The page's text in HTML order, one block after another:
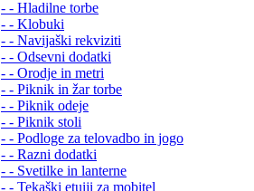
- - Hladilne torbe
- - Klobuki
- - Navijaški rekviziti
- - Odsevni dodatki
- - Orodje in metri
- - Piknik in žar torbe
- - Piknik odeje
- - Piknik stoli
- - Podloge za telovadbo in jogo
- - Razni dodatki
- - Svetilke in lanterne
- - Tekaški etuiji za mobitel